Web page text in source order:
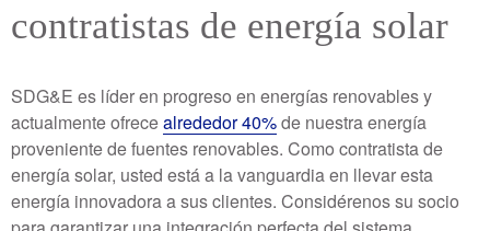
contratistas de energía solar
SDG&E es líder en progreso en energías renovables y
actualmente ofrecealrededor 40%de nuestra energía
proveniente de fuentes renovables. Como contratista de
energía solar, usted está a la vanguardia en llevar esta
energía innovadora a sus clientes. Considérenos su socio